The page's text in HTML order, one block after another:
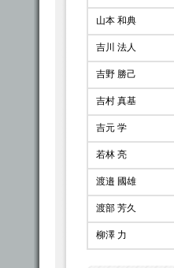
山本 和典
吉川 法人
吉野 勝己
吉村 真基
吉元 学
若林 亮
渡邉 國雄
渡部 芳久
柳澤 力